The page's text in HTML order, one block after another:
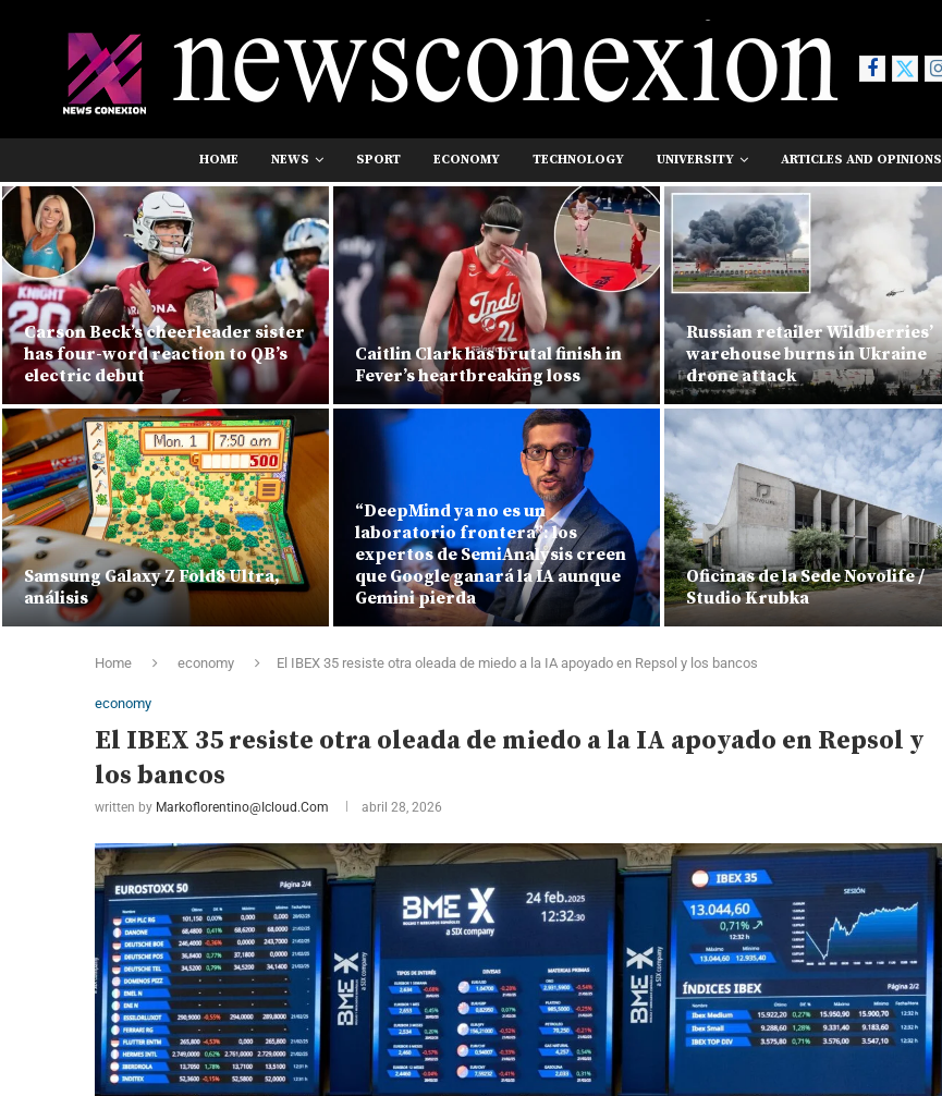
HOME NEWS SPORT ECONOMY TECHNOLOGY UNIVERSITY ARTICLES AND OPINIONS
Carson Beck’s cheerleader sister
has four-word reaction to QB’s
electric debut
Samsung Galaxy Z Fold8 Ultra,
análisis
Caitlin Clark has brutal finish in
Fever’s heartbreaking loss
“DeepMind ya no es un
laboratorio frontera”: los
expertos de SemiAnalysis creen
que Google ganará la IA aunque
Gemini pierda
Russian retailer Wildberries’
warehouse burns in Ukraine
drone attack
Oficinas de la Sede Novolife /
Studio Krubka
Home economy El IBEX 35 resiste otra oleada de miedo a la IA apoyado en Repsol y los bancos
economy
El IBEX 35 resiste otra oleada de miedo a la IA apoyado en Repsol y
los bancos
written by Markoflorentino@icloud.com abril 28, 2026